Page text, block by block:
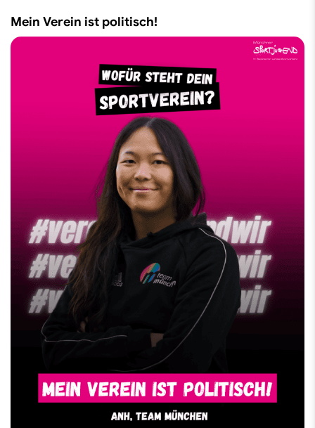
Mein Verein ist politisch!